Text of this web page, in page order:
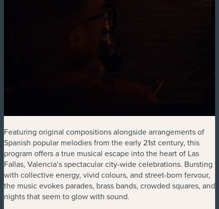
Featuring original compositions alongside arrangements of
Spanish popular melodies from the early 21st century, this
program offers a true musical escape into the heart of Las
Fallas, Valencia’s spectacular city-wide celebrations. Bursting
with collective energy, vivid colours, and street-born fervour,
the music evokes parades, brass bands, crowded squares, and
nights that seem to glow with sound.